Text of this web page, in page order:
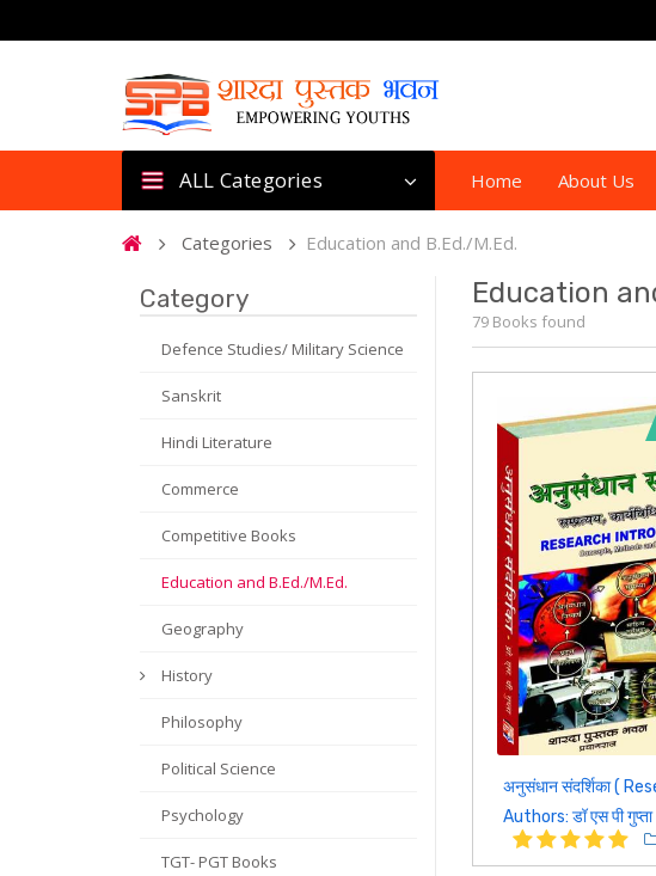
ALL Categories Home About Us
Categories Education and B.Ed./M.Ed.
Category
Defence Studies/ Military Science
Sanskrit
Hindi Literature
Commerce
Competitive Books
Education and B.Ed./M.Ed.
Geography
History
Philosophy
Political Science
Psychology
TGT- PGT Books
Education
79 Books found
अनुसंधान संदर्शिका (
Authors: डॉ एस पी गुप्ता